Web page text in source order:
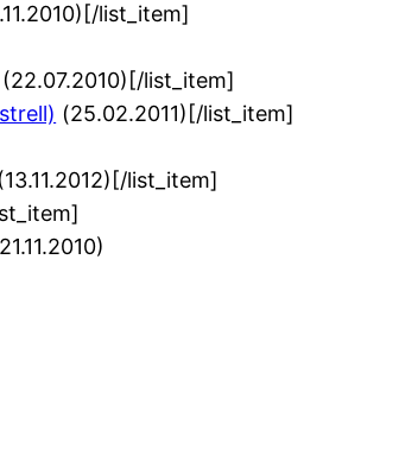
list_item]
(22.07.2010)[/list_item]
(25.02.2011)[/list_item]
(13.11.2012)[/list_item]